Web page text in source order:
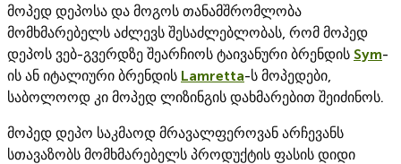
მოპედ დეპოსა და მოგოს თანამშრომლობა
მომხმარებელს აძლევს შესაძლებლობას, რომ მოპედ
დეპოს ვებ-გვერდზე შეარჩიოს ტაივანური ბრენდის Sym-
ის ან იტალიური ბრენდის Lamretta-ს მოპედები,
საბოლოოდ კი მოპედ ლიზინგის დახმარებით შეიძინოს.
მოპედ დეპო საკმაოდ მრავალფეროვან არჩევანს
სთავაზობს მომხმარებელს პროდუქტის ფასის დიდი